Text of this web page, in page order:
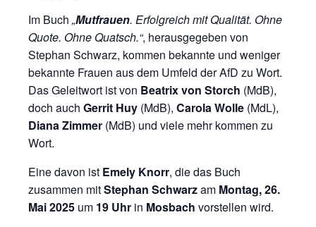
Im Buch „Mutfrauen. Erfolgreich mit Qualität. Ohne
Quote. Ohne Quatsch.“, herausgegeben von
Stephan Schwarz, kommen bekannte und weniger
bekannte Frauen aus dem Umfeld der AfD zu Wort.
Das Geleitwort ist von Beatrix von Storch (MdB),
doch auch Gerrit Huy (MdB), Carola Wolle (MdL),
Diana Zimmer (MdB) und viele mehr kommen zu
Wort.
Eine davon ist Emely Knorr, die das Buch
zusammen mitStephan Schwarzam Montag, 26.
Mai 2025 um 19 Uhr in Mosbach vorstellen wird.